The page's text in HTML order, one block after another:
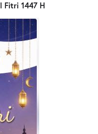
Fitri 1447 H